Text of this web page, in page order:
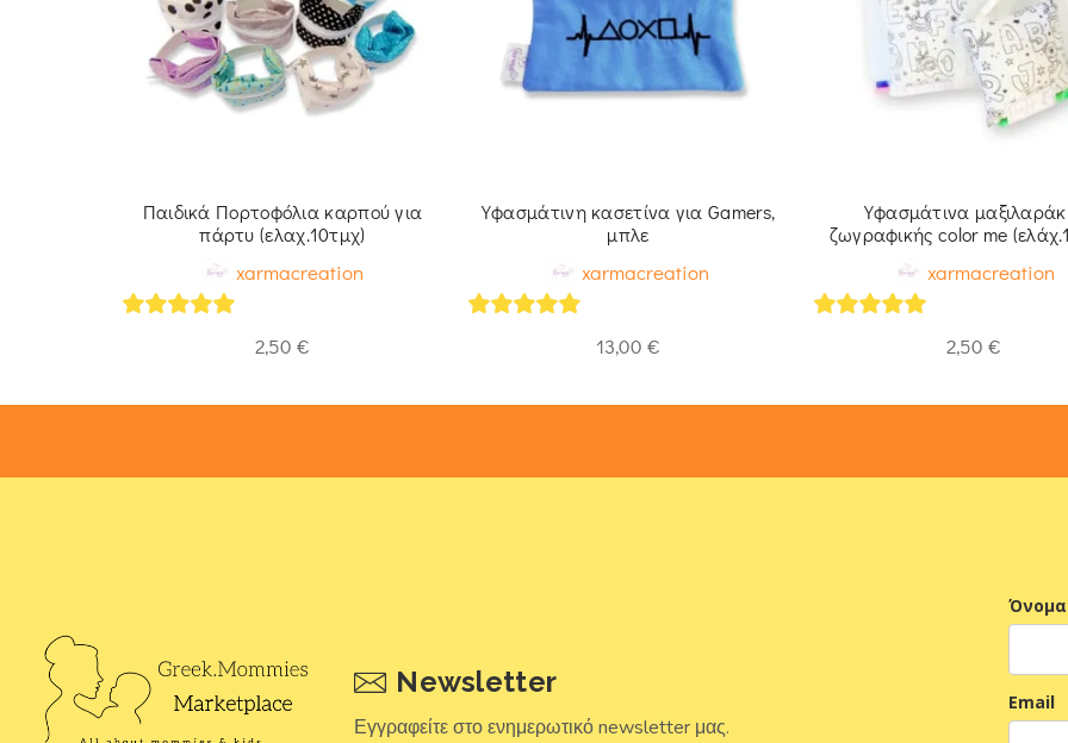
Παιδικά Πορτοφόλια καρπού για
πάρτυ (ελαχ.10τμχ)
xarmacreation
2,50 €
Υφασμάτινη κασετίνα για Gamers,
μπλε
xarmacreation
13,00 €
Υφασμάτινα
ζωγραφικής color me
xarmacreation
2,50 €
Newsletter
Εγγραφείτε στο ενημερωτικό newsletter μας.
Όνομα
Email